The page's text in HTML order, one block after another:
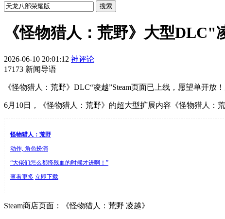
《怪物猎人：荒野》大型
2026-06-10 20:01:12 神评论
17173 新闻导语
《怪物猎人：荒野》DLC“凌越”Steam页面已上线，愿望单开
6月10日，《怪物猎人：荒野》的超大型扩展内容《怪物猎人：
怪物猎人：荒野
动作, 角色扮演
“大佬们怎么都怪残血的时候才进啊！”
查看更多 立即下载
Steam商店页面：《怪物猎人：荒野 凌越》